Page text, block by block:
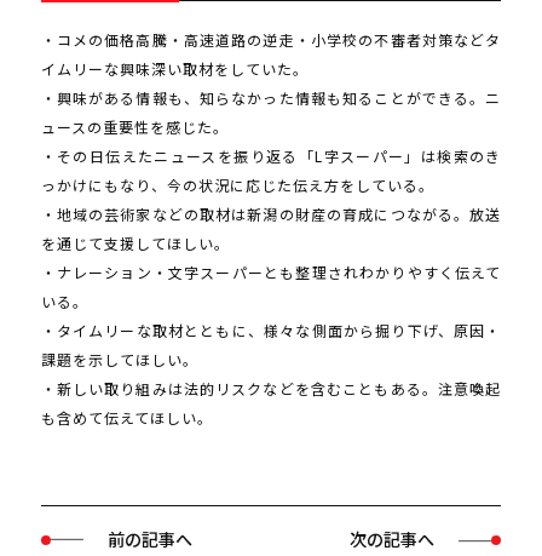
・コメの価格高騰・高速道路の逆走・小学校の不審者対策などタ
イムリーな興味深い取材をしていた。
・興味がある情報も、知らなかった情報も知ることができる。ニ
ュースの重要性を感じた。
・その日伝えたニュースを振り返る「L字スーパー」は検索のき
っかけにもなり、今の状況に応じた伝え方をしている。
・地域の芸術家などの取材は新潟の財産の育成につながる。放送
を通じて支援してほしい。
・ナレーション・文字スーパーとも整理されわかりやすく伝えて
いる。
・タイムリーな取材とともに、様々な側面から掘り下げ、原因・
課題を示してほしい。
・新しい取り組みは法的リスクなどを含むこともある。注意喚起
も含めて伝えてほしい。
前の記事へ 次の記事へ